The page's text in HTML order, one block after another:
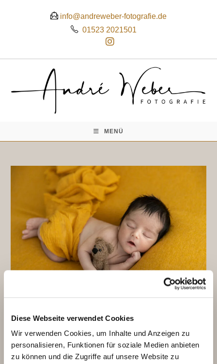
Diese Webseite verwendet Cookies
Wir verwenden Cookies, um Inhalte und Anzeigen zu
personalisieren, Funktionen für soziale Medien anbieten
zu können und die Zugriffe auf unsere Website zu
info@andreweber-fotografie.de
01523 2021501
MENÜ
Schreibe einen Kommentar